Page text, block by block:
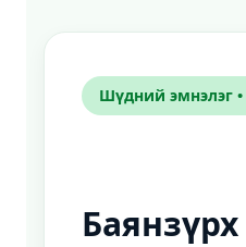
Шүдний эмнэлэг •
Баянзүрх